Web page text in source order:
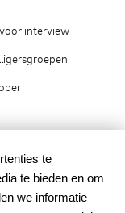
interview
te
te bieden en om
we informatie